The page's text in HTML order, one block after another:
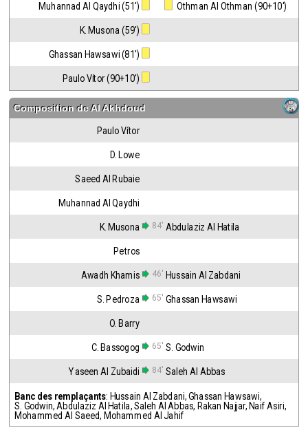
Muhannad Al Qaydhi (51') Othman Al Othman (90+10')
K. Musona (59')
Ghassan Hawsawi (81')
Paulo Vítor (90+10')
Composition deAl Akhdoud
Paulo Vítor
D. Lowe
Saeed Al Rubaie
Muhannad Al Qaydhi
K. Musona 84' Abdulaziz Al Hatila
Petros
Awadh Khamis 46' Hussain Al Zabdani
S. Pedroza 65' Ghassan Hawsawi
O. Barry
C. Bassogog 65' S. Godwin
Yaseen Al Zubaidi 84' Saleh Al Abbas
Banc des remplaçants: Hussain Al Zabdani,Ghassan Hawsawi,
S. Godwin, Abdulaziz Al Hatila,Saleh Al Abbas, Rakan Najjar, Naif Asiri,
Mohammed Al Saeed, Mohammed Al Jahif